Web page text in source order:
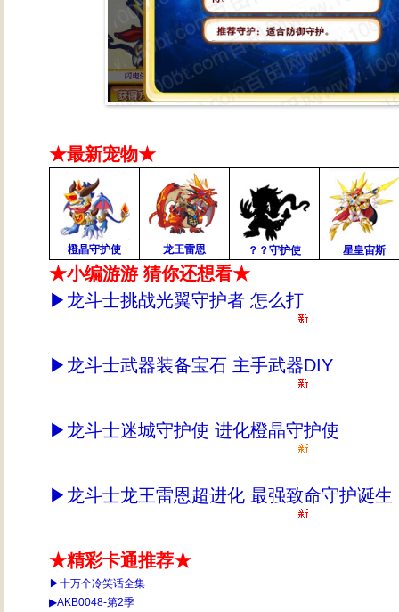
★最新宠物★
橙晶守护使 龙王雷恩 ？？守护使 星皇宙斯
★小编游游 猜你还想看★
▶ 龙斗士挑战光翼守护者 怎么打
▶ 龙斗士武器装备宝石 主手武器DIY
▶ 龙斗士迷城守护使 进化橙晶守护使
▶ 龙斗士龙王雷恩超进化 最强致命守护诞生
★精彩卡通推荐★
▶十万个冷笑话全集
▶AKB0048-第2季